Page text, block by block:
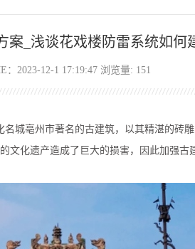
案_浅谈花戏楼防雷系统如何
：2023-12-1 17:19:47 浏览量: 151
名城亳州市著名的古建筑，以其精湛的砖
文化遗产造成了巨大的损害，因此加强古